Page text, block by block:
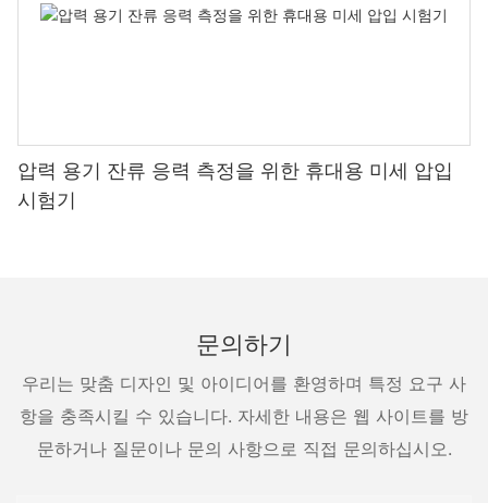
압력 용기 잔류 응력 측정을 위한 휴대용 미세 압입
시험기
문의하기
우리는 맞춤 디자인 및 아이디어를 환영하며 특정 요구 사
항을 충족시킬 수 있습니다. 자세한 내용은 웹 사이트를 방
문하거나 질문이나 문의 사항으로 직접 문의하십시오.